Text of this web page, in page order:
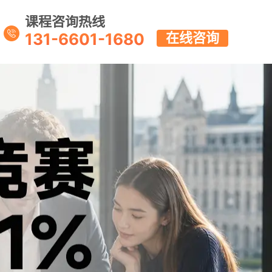
课程咨询热线
131-6601-1680 在线咨询